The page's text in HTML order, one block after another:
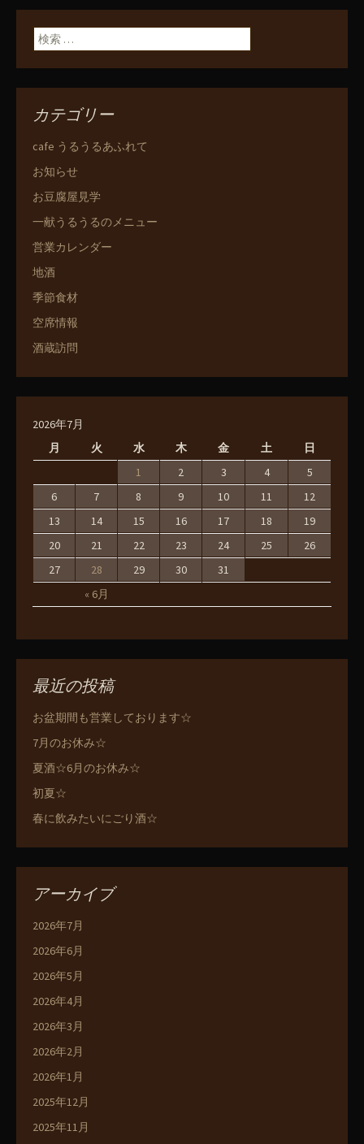
ン
検索:
カテゴリー
cafe うるうるあふれて
お知らせ
お豆腐屋見学
一献うるうるのメニュー
営業カレンダー
地酒
季節食材
空席情報
酒蔵訪問
2026年7月
月
火 水 木 金 土 日
« 6月
1 2 3 4
5
6
7 8 9 10 11
12
13
14 15 16 17 18
19
20
21 22 23 24 25
26
27
28 29 30 31
最近の投稿
お盆期間も営業しております☆
7月のお休み☆
夏酒☆6月のお休み☆
初夏☆
春に飲みたいにごり酒☆
アーカイブ
2026年7月
2026年6月
2026年5月
2026年4月
2026年3月
2026年2月
2026年1月
2025年12月
2025年11月